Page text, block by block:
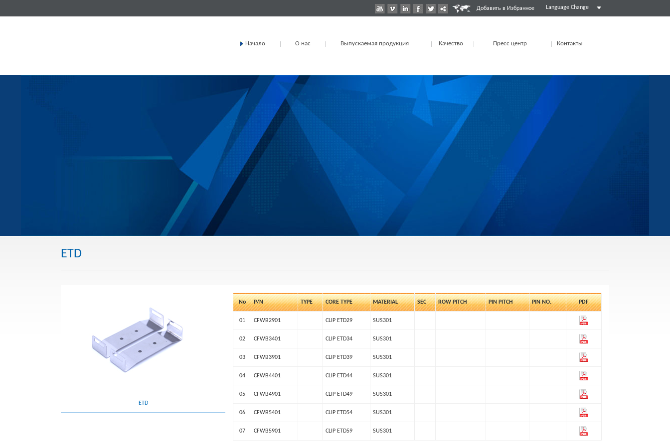
Добавить в Избранное Language Change
Начало О нас Выпускаемая продукция Качество Пресс центр Контакты
ETD
ETD
No P/N TYPE CORE TYPE MATERIAL SEC ROW PITCH PIN PITCH PIN NO. PDF
01 CFWB2901 CLIP ETD29 SUS301
02 CFWB3401 CLIP ETD34 SUS301
03 CFWB3901 CLIP ETD39 SUS301
04 CFWB4401 CLIP ETD44 SUS301
05 CFWB4901 CLIP ETD49 SUS301
06 CFWB5401 CLIP ETD54 SUS301
07 CFWB5901 CLIP ETD59 SUS301